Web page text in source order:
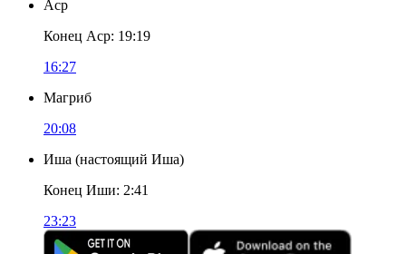
Аср
Конец Аср: 19:19
16:27
Магриб
20:08
Иша (настоящий Иша)
Конец Иши: 2:41
23:23